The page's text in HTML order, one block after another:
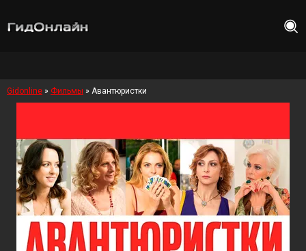
Gidonline » Фильмы » Авантюристки